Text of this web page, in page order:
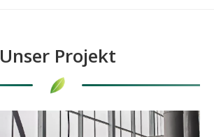
Türk dili
Unser Projekt